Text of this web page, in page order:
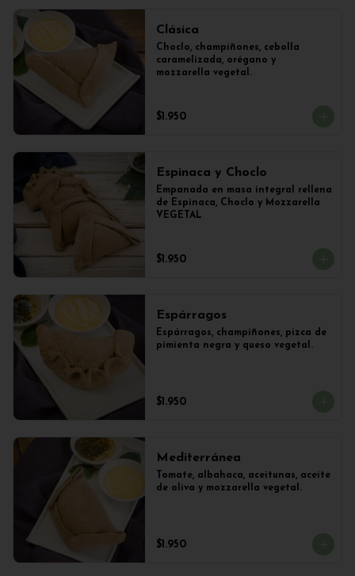
Clásica
Choclo, champiñones, cebolla
caramelizada, orégano y
mozzarella vegetal.
$1.950
Espinaca y Choclo
Empanada en masa integral rellena
de Espinaca, Choclo y Mozzarella
VEGETAL
$1.950
Espárragos
Espárragos, champiñones, pizca de
pimienta negra y queso vegetal.
$1.950
Mediterránea
Tomate, albahaca, aceitunas, aceite
de oliva y mozzarella vegetal.
$1.950